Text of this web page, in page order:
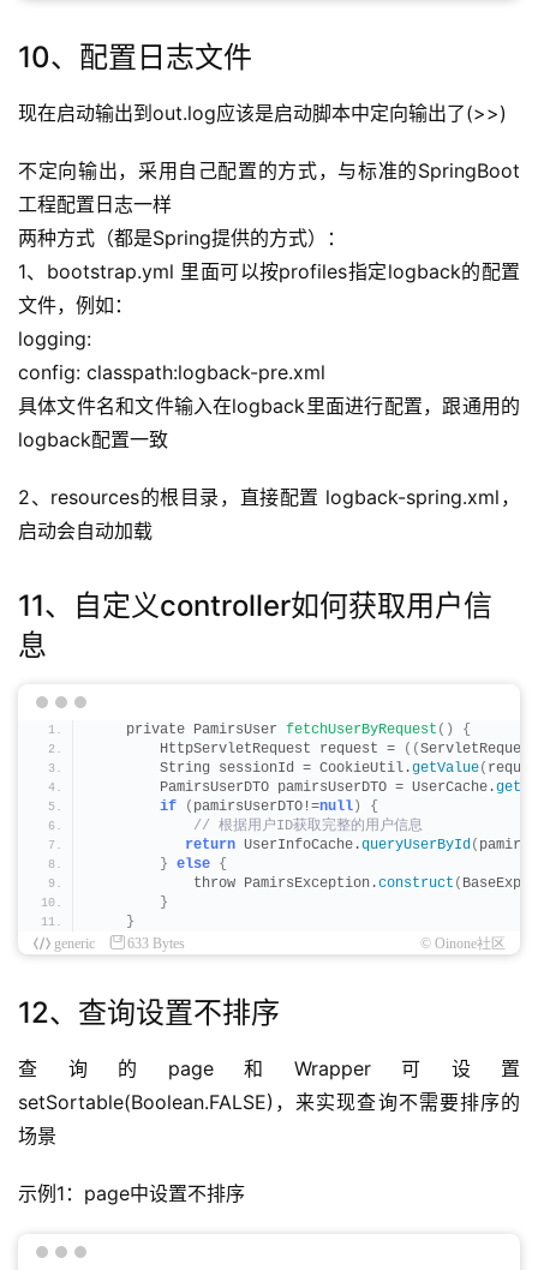
10、配置日志文件
现在启动输出到out.log应该是启动脚本中定向输出了(>>)
不定向输出，采用自己配置的方式，与标准的SpringBoot
工程配置日志一样
两种方式（都是Spring提供的方式）：
1、bootstrap.yml 里面可以按profiles指定logback的配置
文件，例如：
logging:
config: classpath:logback-pre.xml
具体文件名和文件输入在logback里面进行配置，跟通用的
logback配置一致
2、resources的根目录，直接配置 logback-spring.xml，
启动会自动加载
11、自定义controller如何获取用户信
息
    private PamirsUser
fetchUserByRequest ()
{
        HttpServletRequest request =
((
        String sessionId = CookieUtil.
getValue(
        PamirsUserDTO pamirsUserDTO = UserCache.
get
if
( pamirsUserDTO!=null )
{
// 根据用户ID获取完整的用户信息
return UserInfoCache.queryUserById(
} else {
            throw PamirsException.
construct (
}
}
generic
633 Bytes © Oinone社区
12、查询设置不排序
查询的page和Wrapper可设置
setSortable(Boolean.FALSE)，来实现查询不需要排序的
场景
示例1：page中设置不排序